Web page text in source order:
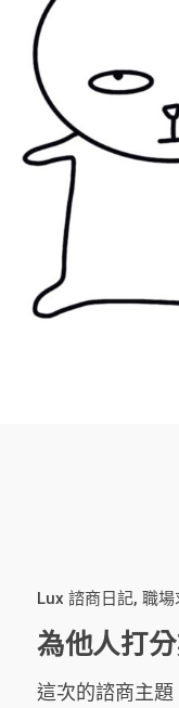
Lux 諮商日記 職場
為他人打
這次的諮商主題